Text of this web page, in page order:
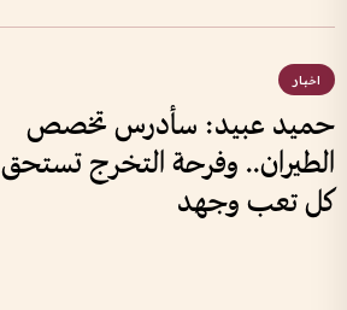
اخبار
حميد عبيد: سأدرس تخصص
الطيران.. وفرحة التخرج تستحق
كل تعب وجهد